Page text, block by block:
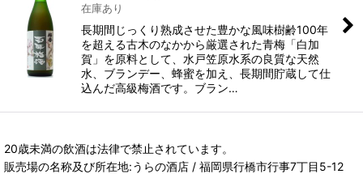
在庫あり
長期間じっくり熟成させた豊かな風味樹齢100年
を超える古木のなかから厳選された青梅「白加
賀」を原料として、水戸笠原水系の良質な天然
水、ブランデー、蜂蜜を加え、長期間貯蔵して仕
込んだ高級梅酒です。ブラン…
20歳未満の飲酒は法律で禁止されています。
販売場の名称及び所在地:うらの酒店 / 福岡県行橋市行事7丁目5-12